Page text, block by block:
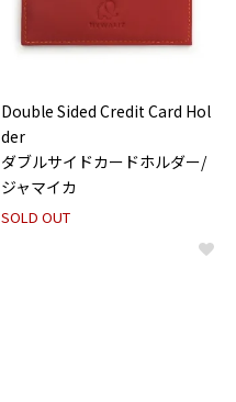
Double Sided Credit Card Hol
der
ダブルサイドカードホルダー/
ジャマイカ
SOLD OUT